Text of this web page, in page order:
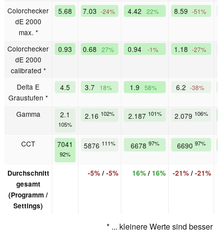
Colorchecker
dE 2000
max. *
5.68 7.03 -24% 4.42 22% 8.59 -51%
Colorchecker
dE 2000
calibrated *
0.93 0.68 27% 0.94 -1% 1.18 -27%
Delta E
Graustufen *
4.5 3.7 18% 1.9 58% 6.2 -38%
Gamma 2.1
105%
2.16 102% 2.187 101% 2.079 106%
CCT 7041
92%
5876 111% 6678 97% 6690 97%
Durchschnitt
gesamt
(Programm /
Settings)
-5%/ -5% 16%/ 16% -21%/ -21%
* ... kleinere Werte sind besser